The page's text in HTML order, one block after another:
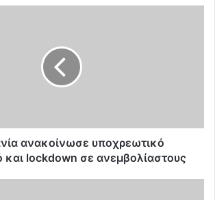
ανακοίνωσε υποχρεωτικό
και lockdown σε ανεμβολίαστους